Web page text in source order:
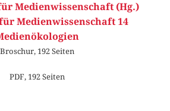
Medienwissenschaft (Hg.)
Medienwissenschaft 14
Broschur, 192 Seiten
PDF, 192 Seiten